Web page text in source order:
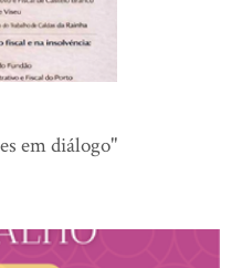
em diálogo"